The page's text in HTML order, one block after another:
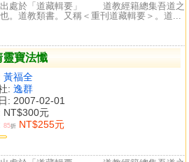
出處於「道藏輯要」 道教經籍總集吾道之
。道教類書。又稱＜重刊道藏輯要＞。道...
靈寶法懺
黃福全
: 逸群
: 2007-02-01
NT$300元
85折 NT$255元